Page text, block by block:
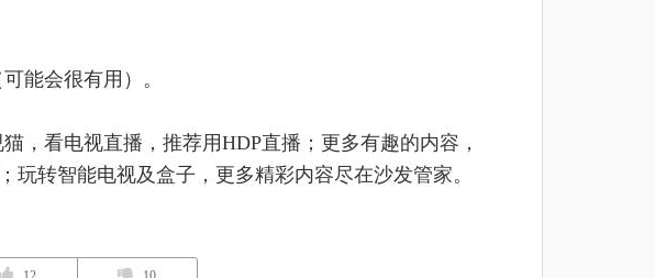
能会很有用）。
，看电视直播，推荐用HDP直播；更多有趣的内容，
转智能电视及盒子，更多精彩内容尽在沙发管家。